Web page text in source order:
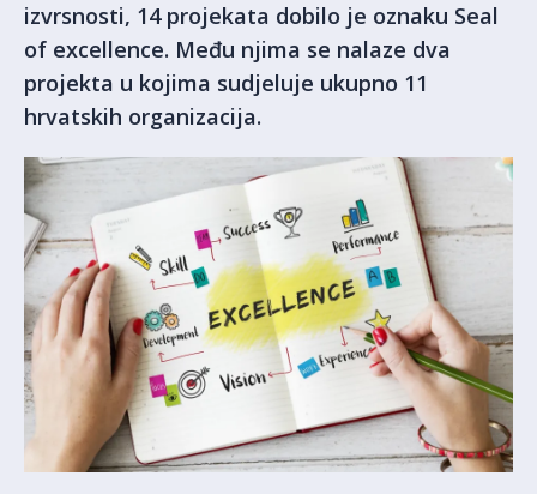
izvrsnosti, 14 projekata dobilo je oznaku Seal
of excellence. Među njima se nalaze dva
projekta u kojima sudjeluje ukupno 11
hrvatskih organizacija.